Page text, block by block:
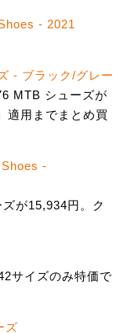
- 2021
- ブラック/グレー
MTB シューズが
適用までまとめ買
-
が15,934円。ク
サイズのみ特価で
ズ